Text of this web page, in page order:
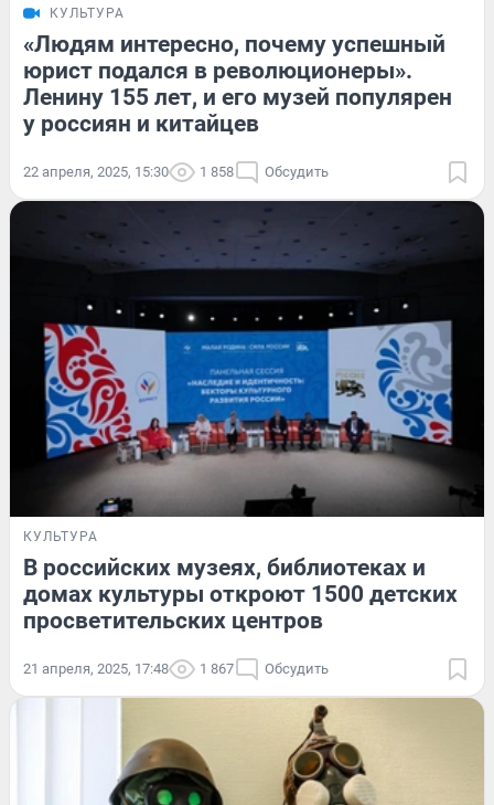
КУЛЬТУРА
«Людям интересно, почему успешный
юрист подался в революционеры».
Ленину 155 лет, и его музей популярен
у россиян и китайцев
22 апреля, 2025, 15:30 1 858 Обсудить
КУЛЬТУРА
В российских музеях, библиотеках и
домах культуры откроют 1500 детских
просветительских центров
21 апреля, 2025, 17:48 1 867 Обсудить